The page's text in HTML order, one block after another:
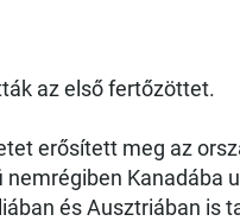
az első fertőzöttet.
erősített meg az
Kanadába
és Ausztriában is